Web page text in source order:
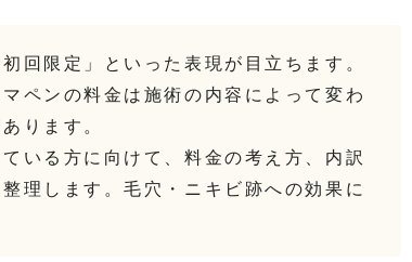
回限定」といった表現が目立ちます。
ペンの料金は施術の内容によって変わ
ります。
いる方に向けて、料金の考え方、内訳
理します。毛穴・ニキビ跡への効果に